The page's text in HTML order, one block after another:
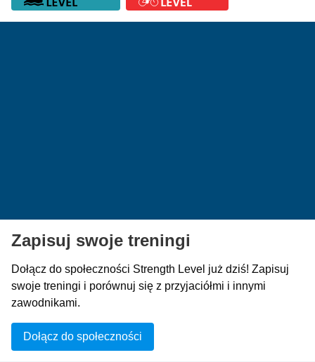
Zapisuj swoje treningi
Dołącz do społeczności Strength Level już dziś! Zapisuj
swoje treningi i porównuj się z przyjaciółmi i innymi
zawodnikami.
Dołącz do społeczności